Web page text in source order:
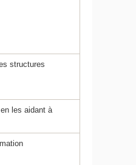
structures
les aidant à